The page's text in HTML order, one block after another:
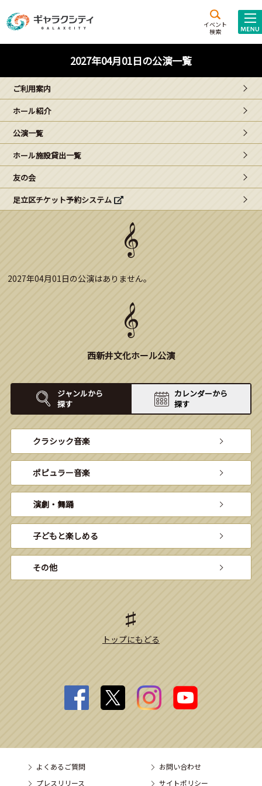
イベント
検索
施設案内
西新井
文化ホール
ギャラクシティとは
こどもみーてぃんぐ
Gがくえん
ブランドからのお知らせ
2027年04月01日の公演一覧
ご利用案内
ホール紹介
公演一覧
ホール施設貸出一覧
友の会
足立区チケット予約システム
2027年04月01日の公演はありません。
西新井文化ホール公演
ジャンルから
探す
カレンダーから
探す
クラシック音楽
ポピュラー音楽
演劇・舞踊
子どもと楽しめる
その他
トップにもどる
よくあるご質問
お問い合わせ
プレスリリース
サイトポリシー